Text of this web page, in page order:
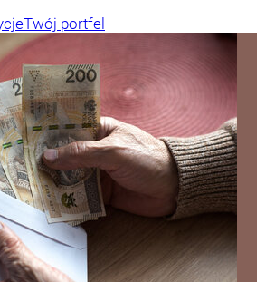
Twój portfel